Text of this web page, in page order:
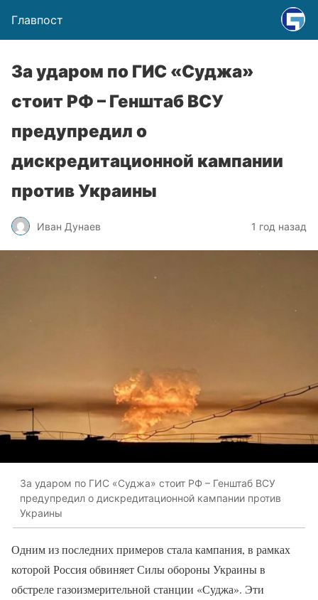
Главпост
За ударом по ГИС «Суджа»
стоит РФ – Генштаб ВСУ
предупредил о
дискредитационной кампании
против Украины
Иван Дунаев 1 год назад
За ударом по ГИС «Суджа» стоит РФ – Генштаб ВСУ
предупредил о дискредитационной кампании против
Украины
Одним из последних примеров стала кампания, в рамках
которой Россия обвиняет Силы обороны Украины в
обстреле газоизмерительной станции «Суджа». Эти